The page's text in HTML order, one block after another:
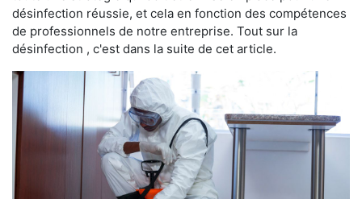
désinfection réussie, et cela en fonction des compétences
de professionnels de notre entreprise. Tout sur la
désinfection , c'est dans la suite de cet article.